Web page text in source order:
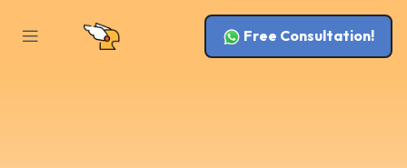
Free Consultation!